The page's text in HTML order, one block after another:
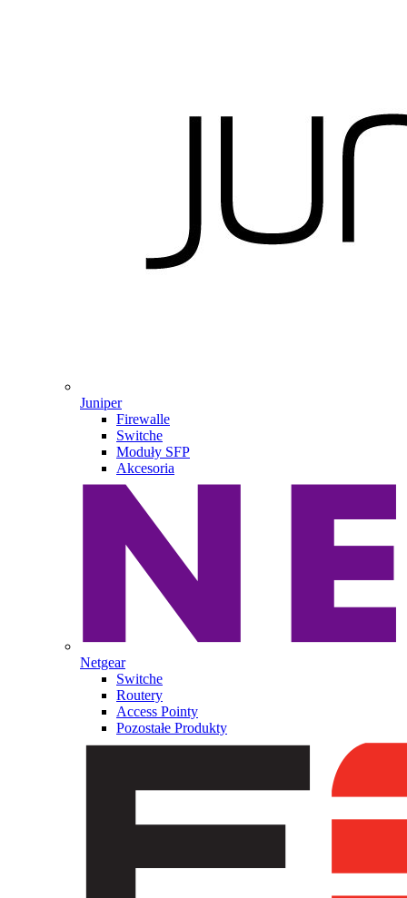
Juniper
Firewalle
Switche
Moduły SFP
Akcesoria
Netgear
Switche
Routery
Access Pointy
Pozostałe Produkty